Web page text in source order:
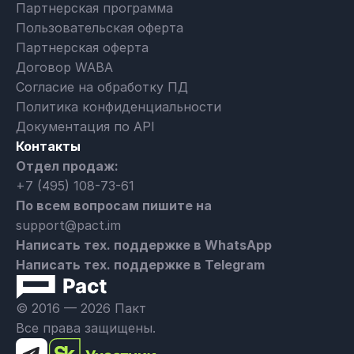
© 2016 — 2026 Пакт
Все права защищены.
Партнерская программа
Пользовательская оферта
Партнерская оферта
Договор WABA
Согласие на обработку ПД
Политика конфиденциальности
Документация по API
Контакты
Отдел продаж:
+7 (495) 108-73-61
По всем вопросам пишите на
support@pact.im
Написать тех. поддержке в WhatsApp
Написать тех. поддержке в Telegram